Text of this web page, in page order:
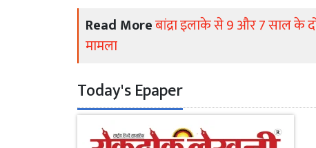
Read Moreबांद्रा इलाके से 9 और 7 साल के
मामला
Today's Epaper